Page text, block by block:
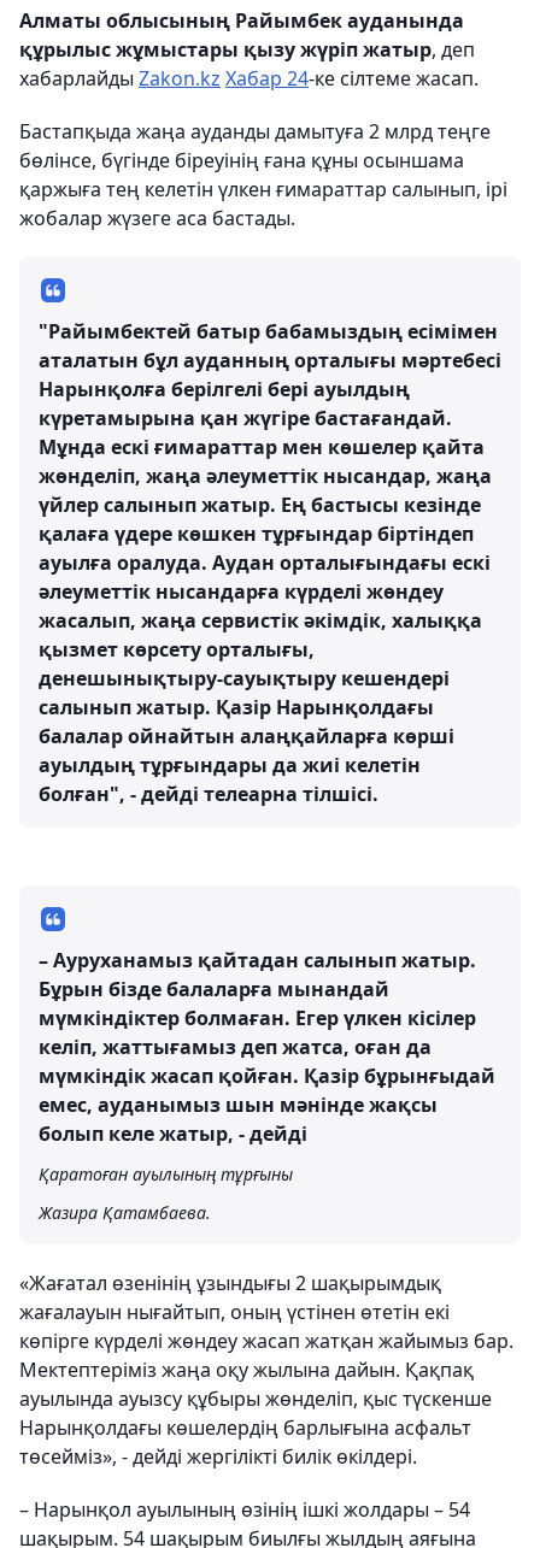
Алматы облысының Райымбек ауданында
құрылыс жұмыстары қызу жүріп жатыр, деп
хабарлайды Zakon.kz Хабар 24-ке сілтеме жасап.
Бастапқыда жаңа ауданды дамытуға 2 млрд теңге
бөлінсе, бүгінде біреуінің ғана құны осыншама
қаржыға тең келетін үлкен ғимараттар салынып, ірі
жобалар жүзеге аса бастады.
"Райымбектей батыр бабамыздың есімімен
аталатын бұл ауданның орталығы мәртебесі
Нарынқолға берілгелі бері ауылдың
күретамырына қан жүгіре бастағандай.
Мұнда ескі ғимараттар мен көшелер қайта
жөнделіп, жаңа әлеуметтік нысандар, жаңа
үйлер салынып жатыр. Ең бастысы кезінде
қалаға үдере көшкен тұрғындар біртіндеп
ауылға оралуда. Аудан орталығындағы ескі
әлеуметтік нысандарға күрделі жөндеу
жасалып, жаңа сервистік әкімдік, халыққа
қызмет көрсету орталығы,
денешынықтыру-сауықтыру кешендері
салынып жатыр. Қазір Нарынқолдағы
балалар ойнайтын алаңқайларға көрші
ауылдың тұрғындары да жиі келетін
болған", - дейді телеарна тілшісі.
– Ауруханамыз қайтадан салынып жатыр.
Бұрын бізде балаларға мынандай
мүмкіндіктер болмаған. Егер үлкен кісілер
келіп, жаттығамыз деп жатса, оған да
мүмкіндік жасап қойған. Қазір бұрынғыдай
емес, ауданымыз шын мәнінде жақсы
болып келе жатыр, - дейді
Қаратоған ауылының тұрғыны
Жазира Қатамбаева.
«Жағатал өзенінің ұзындығы 2 шақырымдық
жағалауын нығайтып, оның үстінен өтетін екі
көпірге күрделі жөндеу жасап жатқан жайымыз бар.
Мектептеріміз жаңа оқу жылына дайын. Қақпақ
ауылында ауызсу құбыры жөнделіп, қыс түскенше
Нарынқолдағы көшелердің барлығына асфальт
төсейміз», - дейді жергілікті билік өкілдері.
– Нарынқол ауылының өзінің ішкі жолдары – 54
шақырым. 54 шақырым биылғы жылдың аяғына